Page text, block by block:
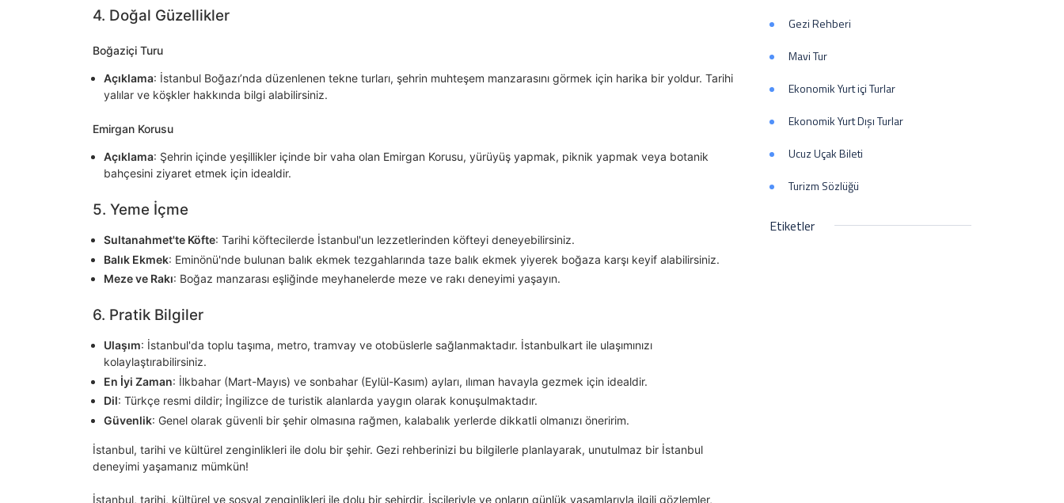
4. Doğal Güzellikler
Boğaziçi Turu
Açıklama: İstanbul Boğazı’nda düzenlenen tekne turları, şehrin muhteşem manzarasını görmek için harika bir yoldur. Tarihi
yalılar ve köşkler hakkında bilgi alabilirsiniz.
Emirgan Korusu
Açıklama: Şehrin içinde yeşillikler içinde bir vaha olan Emirgan Korusu, yürüyüş yapmak, piknik yapmak veya botanik
bahçesini ziyaret etmek için idealdir.
5. Yeme İçme
Sultanahmet'te Köfte: Tarihi köftecilerde İstanbul'un lezzetlerinden köfteyi deneyebilirsiniz.
Balık Ekmek: Eminönü'nde bulunan balık ekmek tezgahlarında taze balık ekmek yiyerek boğaza karşı keyif alabilirsiniz.
Meze ve Rakı: Boğaz manzarası eşliğinde meyhanelerde meze ve rakı deneyimi yaşayın.
6. Pratik Bilgiler
Ulaşım: İstanbul'da toplu taşıma, metro, tramvay ve otobüslerle sağlanmaktadır. İstanbulkart ile ulaşımınızı
kolaylaştırabilirsiniz.
En İyi Zaman: İlkbahar (Mart-Mayıs) ve sonbahar (Eylül-Kasım) ayları, ılıman havayla gezmek için idealdir.
Dil: Türkçe resmi dildir; İngilizce de turistik alanlarda yaygın olarak konuşulmaktadır.
Güvenlik: Genel olarak güvenli bir şehir olmasına rağmen, kalabalık yerlerde dikkatli olmanızı öneririm.
İstanbul, tarihi ve kültürel zenginlikleri ile dolu bir şehir. Gezi rehberinizi bu bilgilerle planlayarak, unutulmaz bir İstanbul
deneyimi yaşamanız mümkün!
İstanbul, tarihi, kültürel ve sosyal zenginlikleri ile dolu bir şehirdir. İşçileriyle ve onların günlük yaşamlarıyla ilgili gözlemler,
Gezi Rehberi
Mavi Tur
Ekonomik Yurt içi Turlar
Ekonomik Yurt Dışı Turlar
Ucuz Uçak Bileti
Turizm Sözlüğü
Etiketler